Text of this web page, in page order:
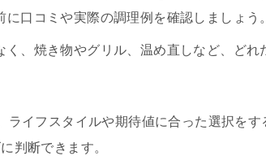
口コミや実際の調理例を確認しましょう。
く、焼き物やグリル、温め直しなど、ど
ライフスタイルや期待値に合った選択を
判断できます。